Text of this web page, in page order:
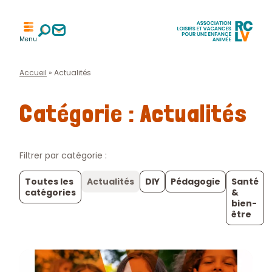
Menu
Aller
à
contact
Aller
Accueil » Actualités
Catégorie : Actualités
Filtrer par catégorie :
Toutes les
catégories
Actualités DIY Pédagogie
Santé
&
bien-
être